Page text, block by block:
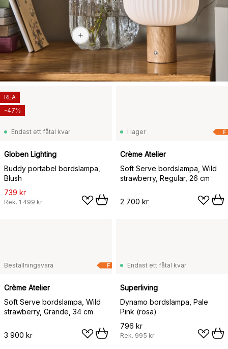
2 969 kr
Endast ett fåtal kvar
Globen Lighting
Buddy portabel bordslampa,
Blush
739 kr
Rek. 1 499 kr
REA
-47%
F
I lager
Crème Atelier
Soft Serve bordslampa, Wild
strawberry, Regular, 26 cm
2 700 kr
F
Beställningsvara
Crème Atelier
Soft Serve bordslampa, Wild
strawberry, Grande, 34 cm
3 900 kr
Endast ett fåtal kvar
Superliving
Dynamo bordslampa, Pale
Pink (rosa)
796 kr
Rek. 995 kr